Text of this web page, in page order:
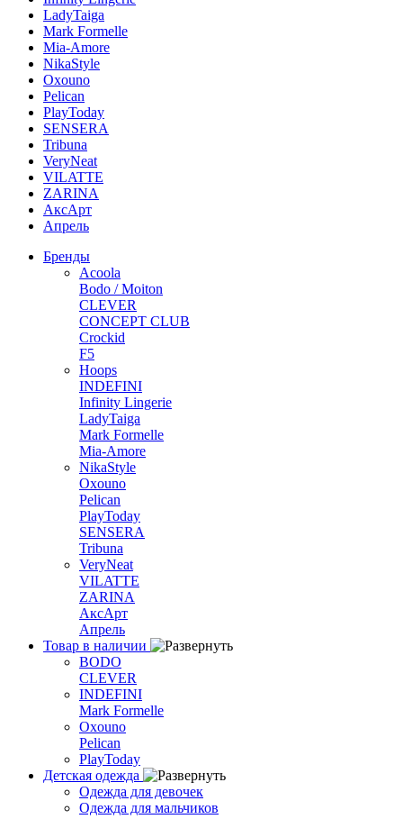
LadyTaiga
Mark Formelle
Mia-Amore
NikaStyle
Oxouno
Pelican
PlayToday
SENSERA
Tribuna
VeryNeat
VILATTE
ZARINA
АксАрт
Апрель
Бренды
Acoola
Bodo / Moiton
CLEVER
CONCEPT CLUB
Crockid
F5
Hoops
INDEFINI
Infinity Lingerie
LadyTaiga
Mark Formelle
Mia-Amore
NikaStyle
Oxouno
Pelican
PlayToday
SENSERA
Tribuna
VeryNeat
VILATTE
ZARINA
АксАрт
Апрель
Товар в наличии
BODO
CLEVER
INDEFINI
Mark Formelle
Oxouno
Pelican
PlayToday
Детская одежда
Одежда для девочек
Одежда для мальчиков